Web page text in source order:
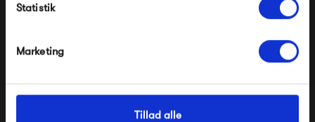
Statistik
Marketing
Tillad alle
*Ved at tilmelde dig accepterer du at modtage e-